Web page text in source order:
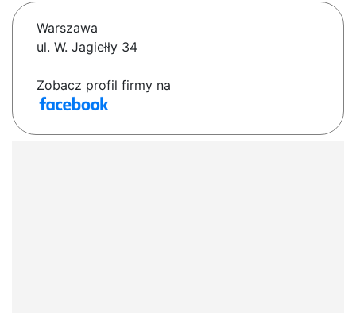
Warszawa
ul. W. Jagiełły 34
Zobacz profil firmy na